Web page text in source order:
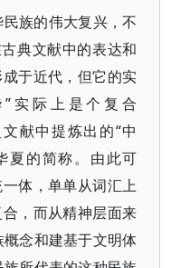
族的伟大复兴，不
典文献中的表达和
于近代，但它的实
实际上是个复合
献中提炼出的“中
夏的简称。由此可
体，单单从词汇上
，而从精神层面来
念和建基于文明体